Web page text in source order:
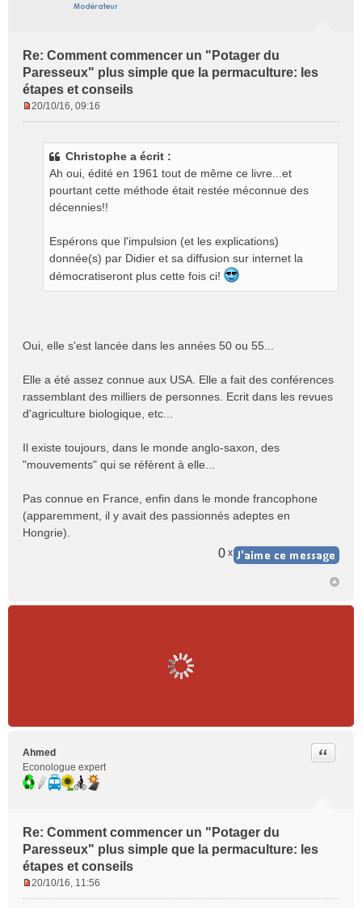
Re: Comment commencer un "Potager du
Paresseux" plus simple que la permaculture: les
étapes et conseils
20/10/16, 09:16
Christophe a écrit :
Ah oui, édité en 1961 tout de même ce livre...et
pourtant cette méthode était restée méconnue des
décennies!!
Espérons que l'impulsion (et les explications)
donnée(s) par Didier et sa diffusion sur internet la
démocratiseront plus cette fois ci!
Oui, elle s'est lancée dans les années 50 ou 55...
Elle a été assez connue aux USA. Elle a fait des conférences
rassemblant des milliers de personnes. Ecrit dans les revues
d'agriculture biologique, etc...
Il existe toujours, dans le monde anglo-saxon, des
"mouvements" qui se réfèrent à elle...
Pas connue en France, enfin dans le monde francophone
(apparemment, il y avait des passionnés adeptes en
Hongrie).
0 x
Ahmed
Econologue expert
Re: Comment commencer un "Potager du
Paresseux" plus simple que la permaculture: les
étapes et conseils
Citer
20/10/16, 11:56